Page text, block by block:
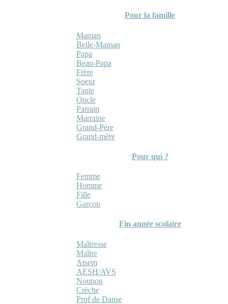
Pour la famille
Maman
Belle-Maman
Papa
Beau-Papa
Frère
Soeur
Tante
Oncle
Parrain
Marraine
Grand-Père
Grand-mère
Pour qui ?
Femme
Homme
Fille
Garçon
Fin année scolaire
Maîtresse
Maître
Atsem
AESH/AVS
Nounou
Crèche
Prof de Danse